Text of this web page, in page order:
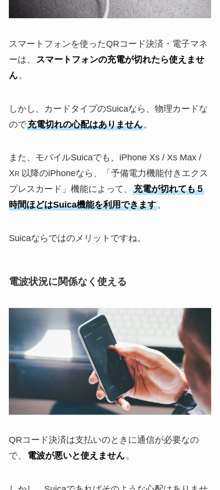
スマートフォンを使ったQRコード決済・電子マネ
ーは、
スマートフォンの充電が切れたら使えませ
ん 。
しかし、カードタイプのSuicaなら、物理カードな
ので充電切れの心配はありません。
また、モバイルSuicaでも、iPhone Xs / Xs Max /
XR以降のiPhoneなら、「予備電力機能付きエクス
プレスカード」機能によって、 充電が切れても５
時間ほどはSuica機能を利用できます。
Suicaならではのメリットですね。
電波状況に関係なく使える
QRコード決済は支払いのときに通信が必要なの
で、
電波が悪いと使えません。